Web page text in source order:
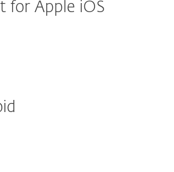
for Apple iOS